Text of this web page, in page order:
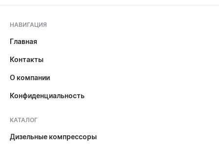
НАВИГАЦИЯ
Главная
Контакты
О компании
Конфиденциальность
КАТАЛОГ
Дизельные компрессоры